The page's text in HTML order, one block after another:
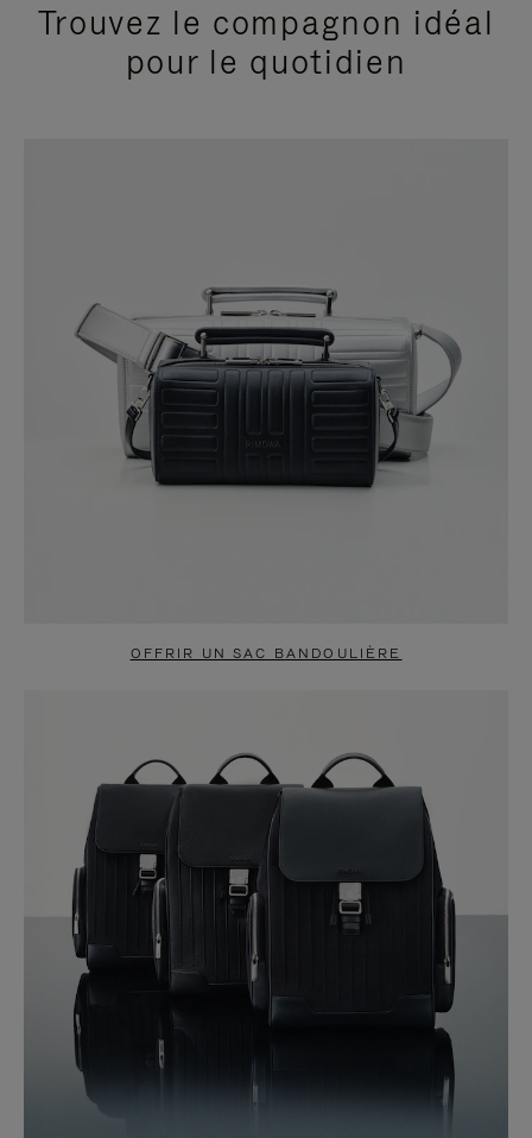
Trouvez le compagnon idéal
pour le quotidien
OFFRIR UN SAC BANDOULIÈRE